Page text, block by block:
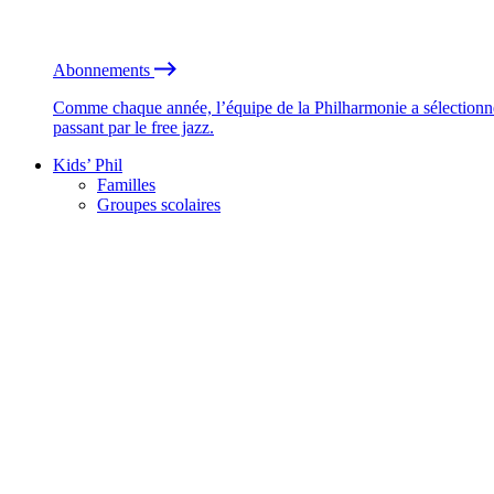
Abonnements
Comme chaque année, l’équipe de la Philharmonie a
passant par le free jazz.
Kids’ Phil
Familles
Groupes scolaires